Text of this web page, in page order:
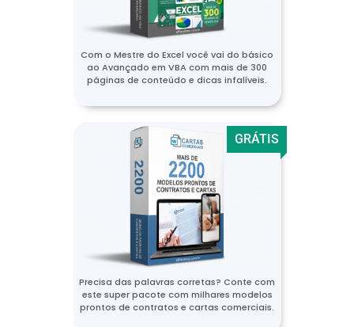
Com o Mestre do Excel você vai do básico
ao Avançado em VBA com mais de 300
páginas de conteúdo e dicas infalíveis.
GRÁTIS
Precisa das palavras corretas? Conte com
este super pacote com milhares modelos
prontos de contratos e cartas comerciais.